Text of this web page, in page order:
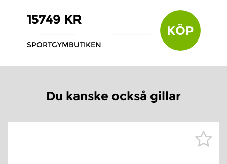
15749 KR
SPORTGYMBUTIKEN
KÖP
Du kanske också gillar